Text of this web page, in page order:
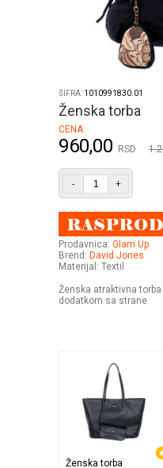
ŠIFRA: 1010991830.01
Ženska torba
CENA
960,00 RSD
- +
Prodavnica: Glam Up
Brend: David Jones
Materijal: Textil
Ženska atraktivna
dodatkom sa strane
Ženska torba